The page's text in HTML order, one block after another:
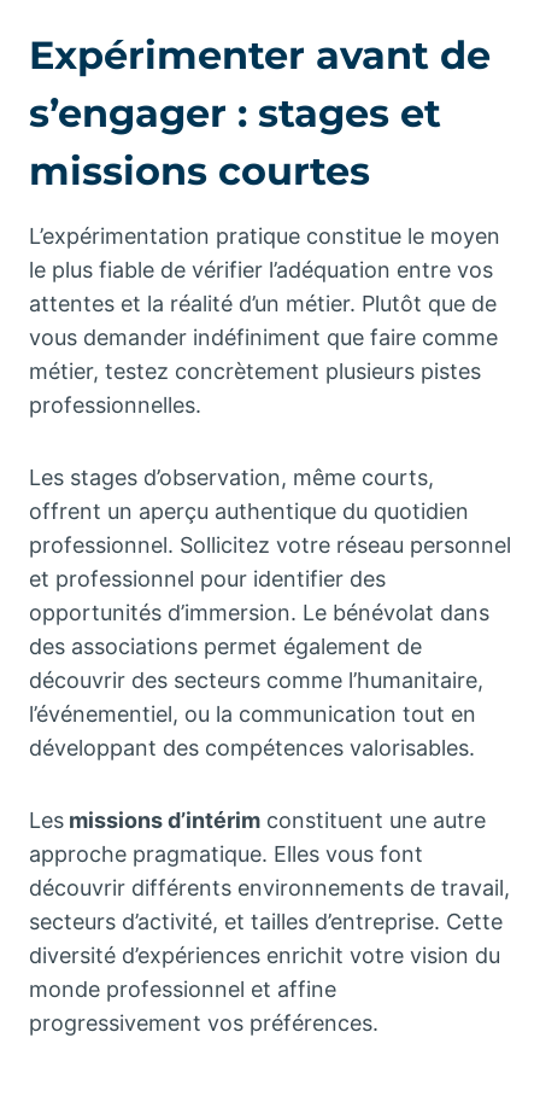
Expérimenter avant de
s’engager : stages et
missions courtes
L’expérimentation pratique constitue le moyen
le plus fiable de vérifier l’adéquation entre vos
attentes et la réalité d’un métier. Plutôt que de
vous demander indéfiniment que faire comme
métier, testez concrètement plusieurs pistes
professionnelles.
Les stages d’observation, même courts,
offrent un aperçu authentique du quotidien
professionnel. Sollicitez votre réseau personnel
et professionnel pour identifier des
opportunités d’immersion. Le bénévolat dans
des associations permet également de
découvrir des secteurs comme l’humanitaire,
l’événementiel, ou la communication tout en
développant des compétences valorisables.
Les missions d’intérim constituent une autre
approche pragmatique. Elles vous font
découvrir différents environnements de travail,
secteurs d’activité, et tailles d’entreprise. Cette
diversité d’expériences enrichit votre vision du
monde professionnel et affine
progressivement vos préférences.